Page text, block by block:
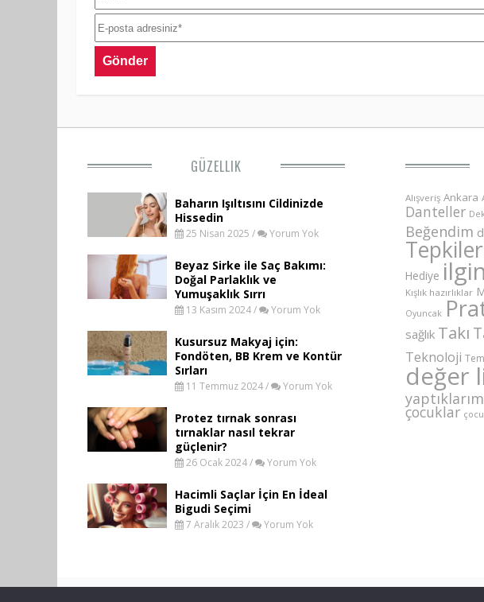
GÜZELLIK
Baharın Işıltısını Cildinizde
Hissedin
25 Nisan 2025 / Yorum Yok
Beyaz Sirke ile Saç Bakımı:
Doğal Parlaklık ve
Yumuşaklık Sırrı
13 Kasım 2024 / Yorum Yok
Kusursuz Makyaj için:
Fondöten, BB Krem ve Kontür
Sırları
11 Temmuz 2024 / Yorum Yok
Protez tırnak sonrası
tırnaklar nasıl tekrar
güçlenir?
26 Ocak 2024 / Yorum Yok
Hacimli Saçlar İçin En İdeal
Bigudi Seçimi
7 Aralık 2023 / Yorum Yok
Alışveriş Ankara
Danteller
Beğendim
Tepkiler
Hediye
Kışlık hazırlıklar
Oyuncak
sağlık Takı
Teknoloji
değer
yaptıklarım
çocuklar